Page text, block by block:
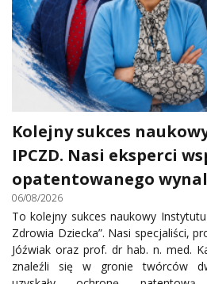
Kolejny sukces
IPCZD. Nasi eksperci
opatentowanego
06/08/2026
To kolejny sukces naukowy
Zdrowia Dziecka”. Nasi specjaliści,
Jóźwiak oraz prof. dr hab. n. med.
znaleźli się w gronie twórców